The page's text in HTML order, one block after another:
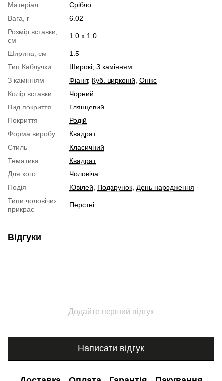
Матеріал
Срібло
Вага, г
6.02
Розмір вставки,
см
1.0 х 1.0
Ширина, см
1.5
Тип Каблучки
Широкі З камінням
З камінням
Фіаніт, Куб. цирконій Онікс
Колір вставки
Чорний
Вид покриття
Глянцевий
Покриття
Родій
Форма виробу
Квадрат
Стиль
Класичний
Тематика
Квадрат
Для кого
Чоловіча
Подія
Ювілей Подарунок День народження
Типи чоловічих
прикрас
Перстні
Відгуки
Додайте перший відгук
Написати відгук